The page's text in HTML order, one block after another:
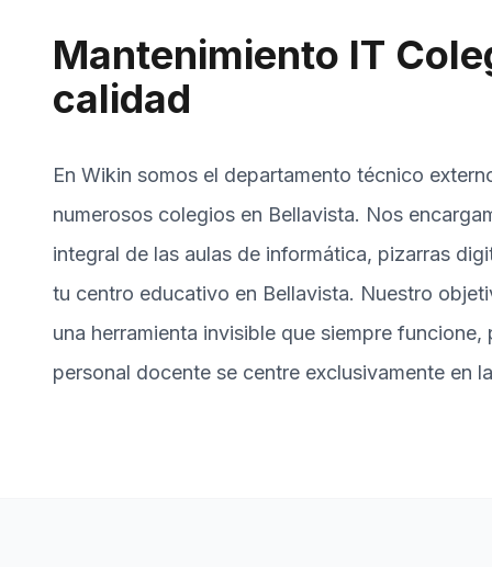
Mantenimiento IT
calidad
En Wikin somos el departamento técnico
numerosos colegios en Bellavista. Nos
integral de las aulas de informática, pizarras
tu centro educativo en Bellavista. Nuestro
una herramienta invisible que siempre funcione,
personal docente se centre exclusivamente en